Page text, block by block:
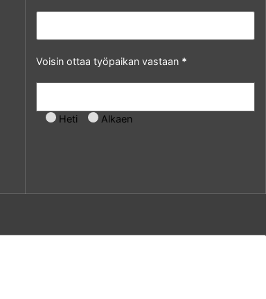
Voisin ottaa työpaikan vastaan *
Heti Alkaen